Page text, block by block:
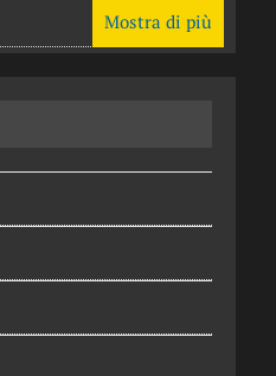
Mostra di più